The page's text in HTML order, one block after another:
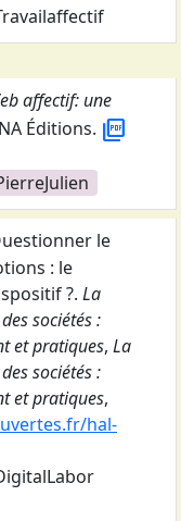
affectif: une
Éditions. picture_as_pdf
le
: le
?. La
sociétés :
et pratiques, La
sociétés :
et pratiques,
hal-